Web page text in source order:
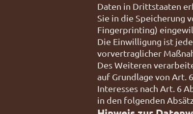
Daten in Drittstaaten
Sie in die Speicherung
Fingerprinting)
Die Einwilligung ist
vorvertraglicher
Des Weiteren
auf Grundlage von Art.
Interesses nach Art. 6
in den folgenden